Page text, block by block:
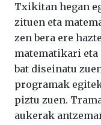
Txikitan hegan
zituen eta
zen bera ere
matematikari
bat diseinatu
programak
piztu zuen.
aukerak